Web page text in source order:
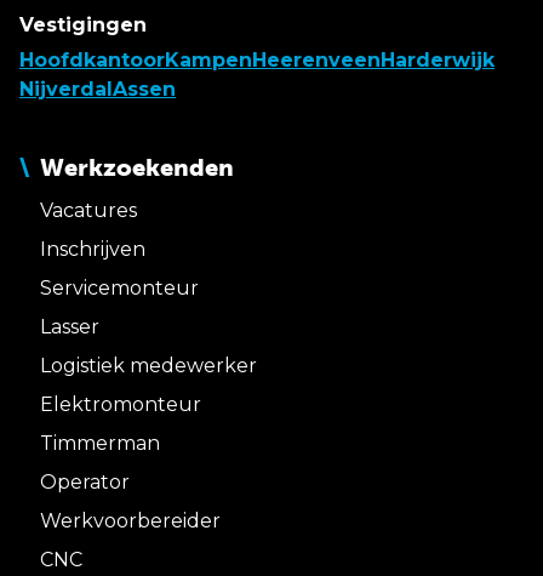
Vestigingen
HoofdkantoorKampen Heerenveen Harderwijk
Nijverdal Assen
Werkzoekenden
Vacatures
Inschrijven
Servicemonteur
Lasser
Logistiek medewerker
Elektromonteur
Timmerman
Operator
Werkvoorbereider
CNC